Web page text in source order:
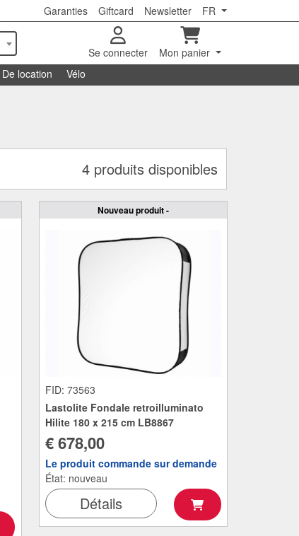
Garanties Giftcard Newsletter FR
Se connecter
Mon panier
De location Vélo
4 produits disponibles
Nouveau produit -
FID: 73563
Lastolite Fondale retroilluminato
Hilite 180 x 215 cm LB8867
€ 678,00
Le produit commande sur demande
État: nouveau
Détails